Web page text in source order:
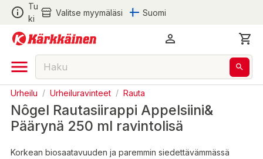
Tu
ki
Valitse myymäläsi Suomi
Urheilu / Urheiluravinteet / Rauta
Nôgel Rautasiirappi Appelsiini&
Päärynä 250 ml ravintolisä
Korkean biosaatavuuden ja paremmin siedettävämmässä